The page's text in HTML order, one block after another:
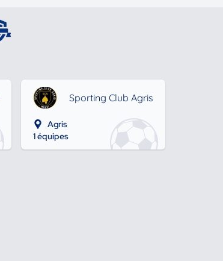
Sporting Club Agris
Agris
1 équipes